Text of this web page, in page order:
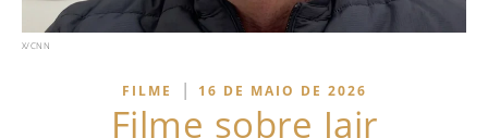
X/CNN
FILME | 16 DE MAIO DE 2026
Filme sobre Jair